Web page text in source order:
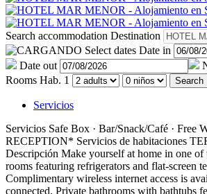
Search accommodation Destination
Select dates Date in
Date out
Rooms Hab. 1 Search
Servicios
Servicios Safe Box · Bar/Snack/Café · Free
RECEPTION* Servicios de habitaciones
Descripción Make yourself at home in one
rooms featuring refrigerators and flat-screen
Complimentary wireless internet access is
connected. Private bathrooms with bathtubs